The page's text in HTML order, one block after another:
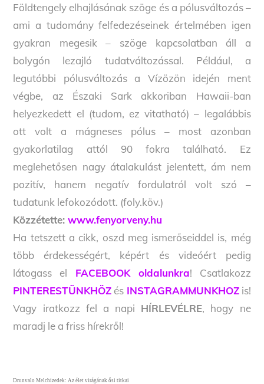
Földtengely elhajlásának szöge és a pólusváltozás –
ami a tudomány felfedezéseinek értelmében igen
gyakran megesik – szöge kapcsolatban áll a
bolygón lezajló tudatváltozással. Például, a
legutóbbi pólusváltozás a Vízözön idején ment
végbe, az Északi Sark akkoriban Hawaii-ban
helyezkedett el (tudom, ez vitatható) – legalábbis
ott volt a mágneses pólus – most azonban
gyakorlatilag attól 90 fokra található. Ez
meglehetősen nagy átalakulást jelentett, ám nem
pozitív, hanem negatív fordulatról volt szó –
tudatunk lefokozódott. (foly.köv.)
Közzétette:www.fenyorveny.hu
Ha tetszett a cikk, oszd meg ismerőseiddel is, még
több érdekességért, képért és videóért pedig
látogass el FACEBOOK oldalunkra! Csatlakozz
PINTERESTÜNKHÖZ és INSTAGRAMMUNKHOZis!
Vagy iratkozz fel a napi HÍRLEVÉLRE, hogy ne
maradj le a friss hírekről!
Drunvalo Melchizedek: Az élet virágának ősi titkai